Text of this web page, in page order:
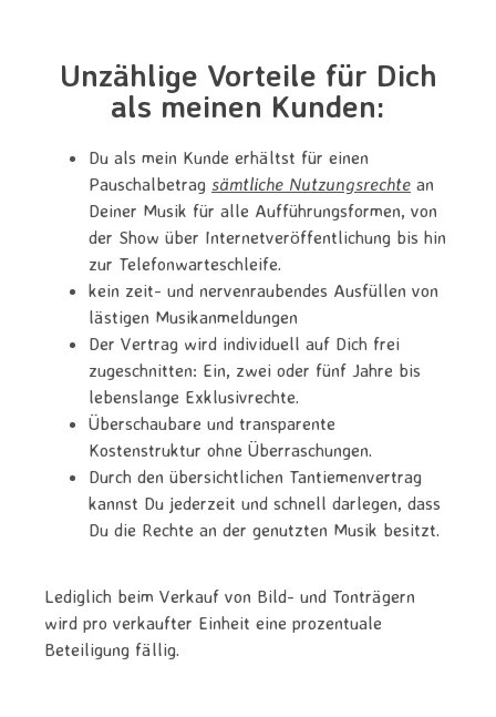
Unzählige Vorteile für Dich
als meinen Kunden:
Du als mein Kunde erhältst für einen
Pauschalbetrag sämtliche Nutzungsrechte an
Deiner Musik für alle Aufführungsformen, von
der Show über Internetveröffentlichung bis hin
zur Telefonwarteschleife.
kein zeit- und nervenraubendes Ausfüllen von
lästigen Musikanmeldungen
Der Vertrag wird individuell auf Dich frei
zugeschnitten: Ein, zwei oder fünf Jahre bis
lebenslange Exklusivrechte.
Überschaubare und transparente
Kostenstruktur ohne Überraschungen.
Durch den übersichtlichen Tantiemenvertrag
kannst Du jederzeit und schnell darlegen, dass
Du die Rechte an der genutzten Musik besitzt.
Lediglich beim Verkauf von Bild- und Tonträgern
wird pro verkaufter Einheit eine prozentuale
Beteiligung fällig.